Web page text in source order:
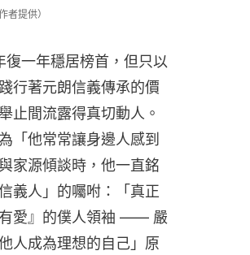
者提供）
一年穩居榜首，但只以
行著元朗信義傳承的價
止間流露得真切動人。
「他常常讓身邊人感到
家源傾談時，他一直銘
義人」的囑咐：「真正
有愛』的僕人領袖 —— 嚴
人成為理想的自己」原